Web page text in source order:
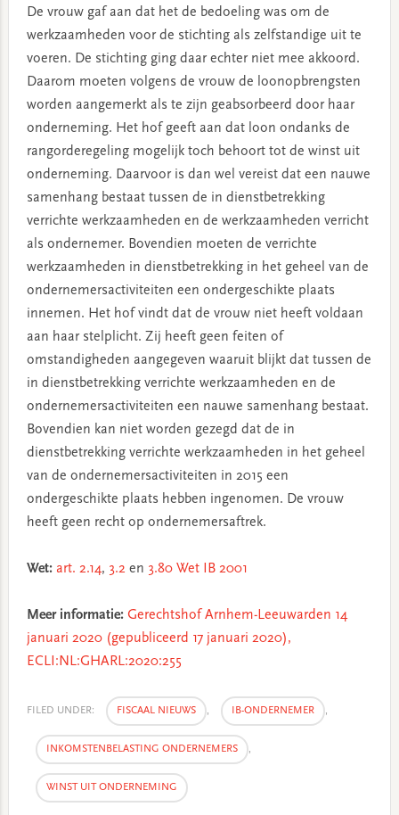
De vrouw gaf aan dat het de bedoeling was om de
werkzaamheden voor de stichting als zelfstandige uit te
voeren. De stichting ging daar echter niet mee akkoord.
Daarom moeten volgens de vrouw de loonopbrengsten
worden aangemerkt als te zijn geabsorbeerd door haar
onderneming. Het hof geeft aan dat loon ondanks de
rangorderegeling mogelijk toch behoort tot de winst uit
onderneming. Daarvoor is dan wel vereist dat een nauwe
samenhang bestaat tussen de in dienstbetrekking
verrichte werkzaamheden en de werkzaamheden verricht
als ondernemer. Bovendien moeten de verrichte
werkzaamheden in dienstbetrekking in het geheel van de
ondernemersactiviteiten een ondergeschikte plaats
innemen. Het hof vindt dat de vrouw niet heeft voldaan
aan haar stelplicht. Zij heeft geen feiten of
omstandigheden aangegeven waaruit blijkt dat tussen de
in dienstbetrekking verrichte werkzaamheden en de
ondernemersactiviteiten een nauwe samenhang bestaat.
Bovendien kan niet worden gezegd dat de in
dienstbetrekking verrichte werkzaamheden in het geheel
van de ondernemersactiviteiten in 2015 een
ondergeschikte plaats hebben ingenomen. De vrouw
heeft geen recht op ondernemersaftrek.
Wet: art. 2.14, 3.2 en 3.80 Wet IB 2001
Meer informatie: Gerechtshof Arnhem-Leeuwarden 14
januari 2020 (gepubliceerd 17 januari 2020),
ECLI:NL:GHARL:2020:255
FILED UNDER: FISCAAL NIEUWS , IB-ONDERNEMER ,
INKOMSTENBELASTING ONDERNEMERS ,
WINST UIT ONDERNEMING